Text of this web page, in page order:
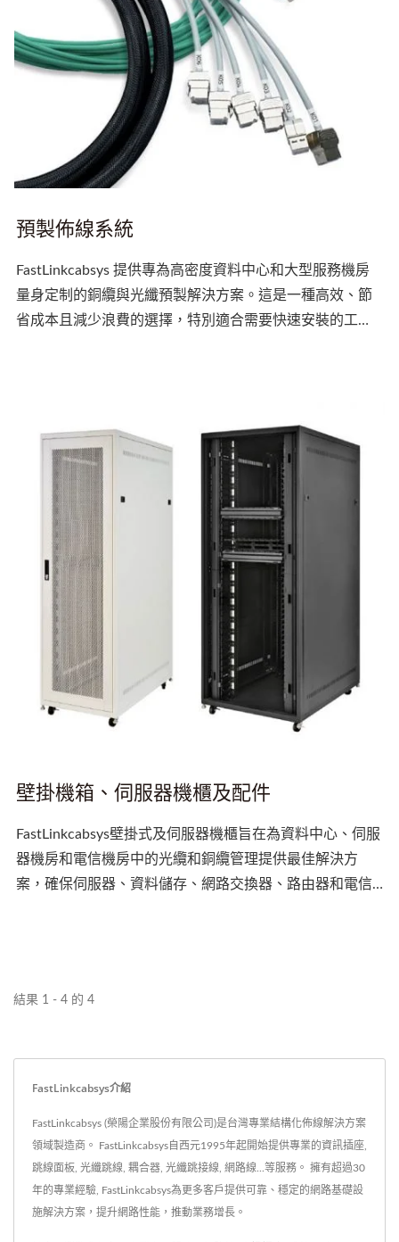
預製佈線系統
FastLinkcabsys 提供專為高密度資料中心和大型服務機房
量身定制的銅纜與光纖預製解決方案。這是一種高效、節
省成本且減少浪費的選擇，特別適合需要快速安裝的工
壁掛機箱、伺服器機櫃及配件
FastLinkcabsys壁掛式及伺服器機櫃旨在為資料中心、伺服
器機房和電信機房中的光纜和銅纜管理提供最佳解決方
案，確保伺服器、資料儲存、網路交換器、路由器和電信
結果 1 - 4 的 4
FastLinkcabsys介紹
FastLinkcabsys (榮陽企業股份有限公司)是台灣專業結構化佈線解決方案
領域製造商。 FastLinkcabsys自西元1995年起開始提供專業的資訊插座,
跳線面板, 光纖跳線, 耦合器, 光纖跳接線, 網路線...等服務。 擁有超過30
年的專業經驗, FastLinkcabsys為更多客戶提供可靠、穩定的網路基礎設
施解決方案，提升網路性能，推動業務增長。